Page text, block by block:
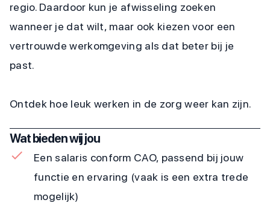
regio. Daardoor kun je afwisseling zoeken
wanneer je dat wilt, maar ook kiezen voor een
vertrouwde werkomgeving als dat beter bij je
past.
Ontdek hoe leuk werken in de zorg weer kan zijn.
Wat bieden wij jou
Een salaris conform CAO, passend bij jouw
functie en ervaring (vaak is een extra trede
mogelijk)